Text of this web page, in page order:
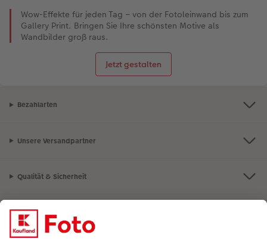
Wow-Effekte für jeden Tag – von der Fotoleinwand bis zum
Gallery Print. Bringen Sie Ihre schönsten Motive als
Wandbilder groß raus.
Jetzt gestalten
Bezahlarten
Unsere Versandpartner
Qualität & Sicherheit
Nachhaltigkeit bei CEWE